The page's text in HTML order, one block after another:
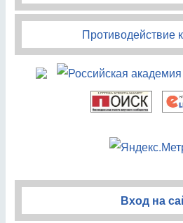
Противодействие
Вход на